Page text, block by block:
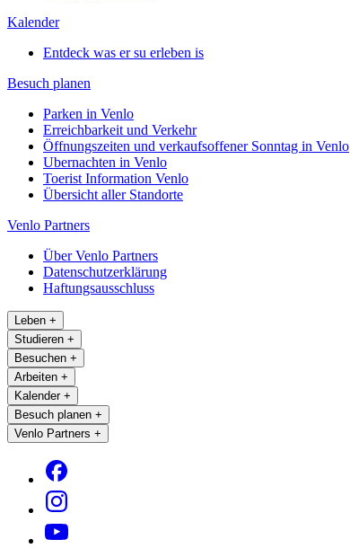
Kalender
Entdeck was er su erleben is
Besuch planen
Parken in Venlo
Erreichbarkeit und Verkehr
Öffnungszeiten und verkaufsoffener Sonntag in Venlo
Ubernachten in Venlo
Toerist Information Venlo
Übersicht aller Standorte
Venlo Partners
Über Venlo Partners
Datenschutzerklärung
Haftungsausschluss
Leben +
Studieren +
Besuchen +
Arbeiten +
Kalender +
Besuch planen +
Venlo Partners +